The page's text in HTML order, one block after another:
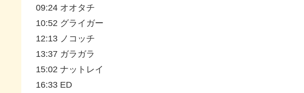
09:24 オオタチ
10:52 グライガー
12:13 ノコッチ
13:37 ガラガラ
15:02 ナットレイ
16:33 ED